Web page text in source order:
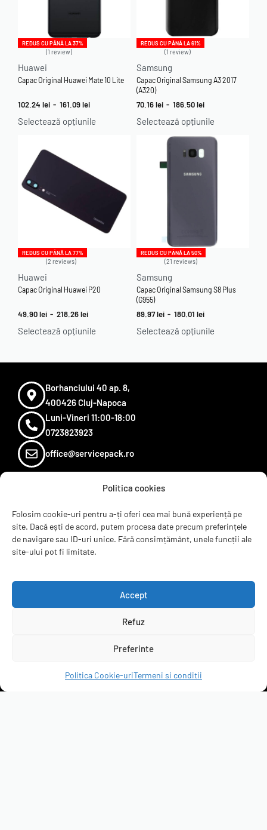
Politica cookies
Folosim cookie-uri pentru a-ți oferi cea mai bună experiență pe
site. Dacă ești de acord, putem procesa date precum preferințele
de navigare sau ID-uri unice. Fără consimțământ, unele funcții ale
site-ului pot fi limitate.
Accept
Refuz
Preferinte
Politica Cookie-uriTermeni si conditii
REDUS CU PÂNĂ LA 37%
1 review
Huawei
Capac Original Huawei Mate 10 Lite
102.24 lei - 161.09lei
Selectează opțiunile
REDUS CU PÂNĂ LA 61%
1 review
Samsung
Capac Original Samsung A3 2017
(A320)
70.16lei - 186.50lei
Selectează opțiunile
REDUS CU PÂNĂ LA 77%
2 reviews
Huawei
Capac Original Huawei P20
49.90lei - 218.26lei
Selectează opțiunile
REDUS CU PÂNĂ LA 50%
21 reviews
Samsung
Capac Original Samsung S8 Plus
(G955)
89.97lei - 180.01 lei
Selectează opțiunile
Borhanciului 40 ap. 8,
400426 Cluj-Napoca
Luni-Vineri 11:00-18:00
0723823923
office@servicepack.ro
Termeni si conditii
Recenzii
Contact